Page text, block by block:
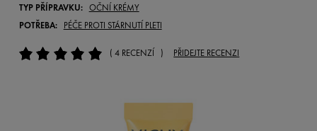
TYP PŘÍPRAVKU: OČNÍ KRÉMY
POTŘEBA:
PÉČE PROTI STÁRNUTÍ PLETI
( 4 RECENZÍ ) PŘIDEJTE RECENZI